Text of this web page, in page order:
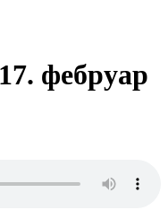
фебруар